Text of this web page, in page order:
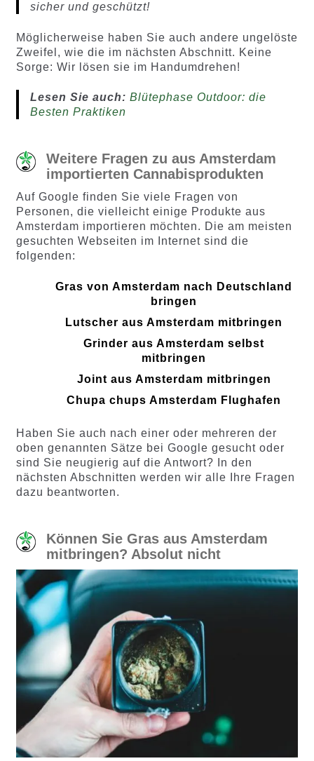
sicher und geschützt!
Möglicherweise haben Sie auch andere ungelöste
Zweifel, wie die im nächsten Abschnitt. Keine
Sorge: Wir lösen sie im Handumdrehen!
Lesen Sie auch: Blütephase Outdoor: die
Besten Praktiken
Weitere Fragen zu aus Amsterdam
importierten Cannabisprodukten
Auf Google finden Sie viele Fragen von
Personen, die vielleicht einige Produkte aus
Amsterdam importieren möchten. Die am meisten
gesuchten Webseiten im Internet sind die
folgenden:
Gras von Amsterdam nach Deutschland
bringen
Lutscher aus Amsterdam mitbringen
Grinder aus Amsterdam selbst
mitbringen
Joint aus Amsterdam mitbringen
Chupa chups Amsterdam Flughafen
Haben Sie auch nach einer oder mehreren der
oben genannten Sätze bei Google gesucht oder
sind Sie neugierig auf die Antwort? In den
nächsten Abschnitten werden wir alle Ihre Fragen
dazu beantworten.
Können Sie Gras aus Amsterdam
mitbringen? Absolut nicht